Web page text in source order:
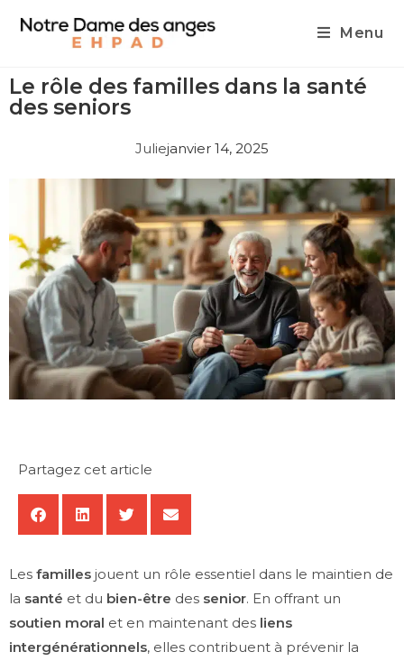
Menu
Le rôle des familles dans la santé
des seniors
Juliejanvier 14, 2025
Partagez cet article
Les familles jouent un rôle essentiel dans le maintien de
la santé et du bien-être des senior. En offrant un
soutien moral et en maintenant des liens
intergénérationnels, elles contribuent à prévenir la